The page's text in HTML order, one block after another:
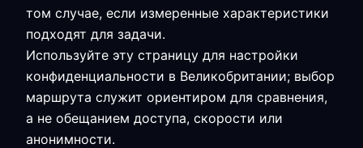
том случае, если измеренные характеристики
подходят для задачи.
Используйте эту страницу для настройки
конфиденциальности в Великобритании; выбор
маршрута служит ориентиром для сравнения,
а не обещанием доступа, скорости или
анонимности.